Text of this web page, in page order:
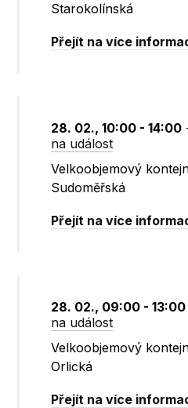
Starokolínská
Přejít na více
28. 02., 10:00 - 14:00
na událost
Velkoobjemový
Sudoměřská
Přejít na více
28. 02., 09:00 - 13:00
na událost
Velkoobjemový
Orlická
Přejít na více